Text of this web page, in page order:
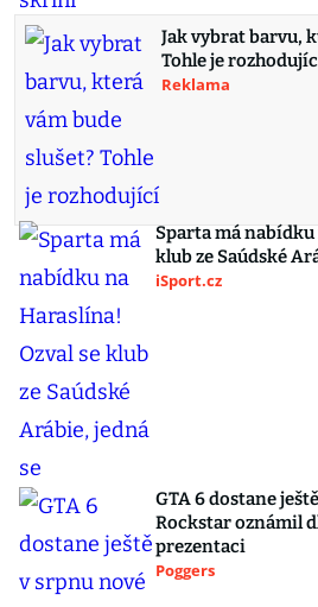
Jak vybrat barvu,
Tohle je
Reklama
Sparta má nabídku
klub ze Saúdské
iSport.cz
GTA 6 dostane
Rockstar oznámil
prezentaci
Poggers